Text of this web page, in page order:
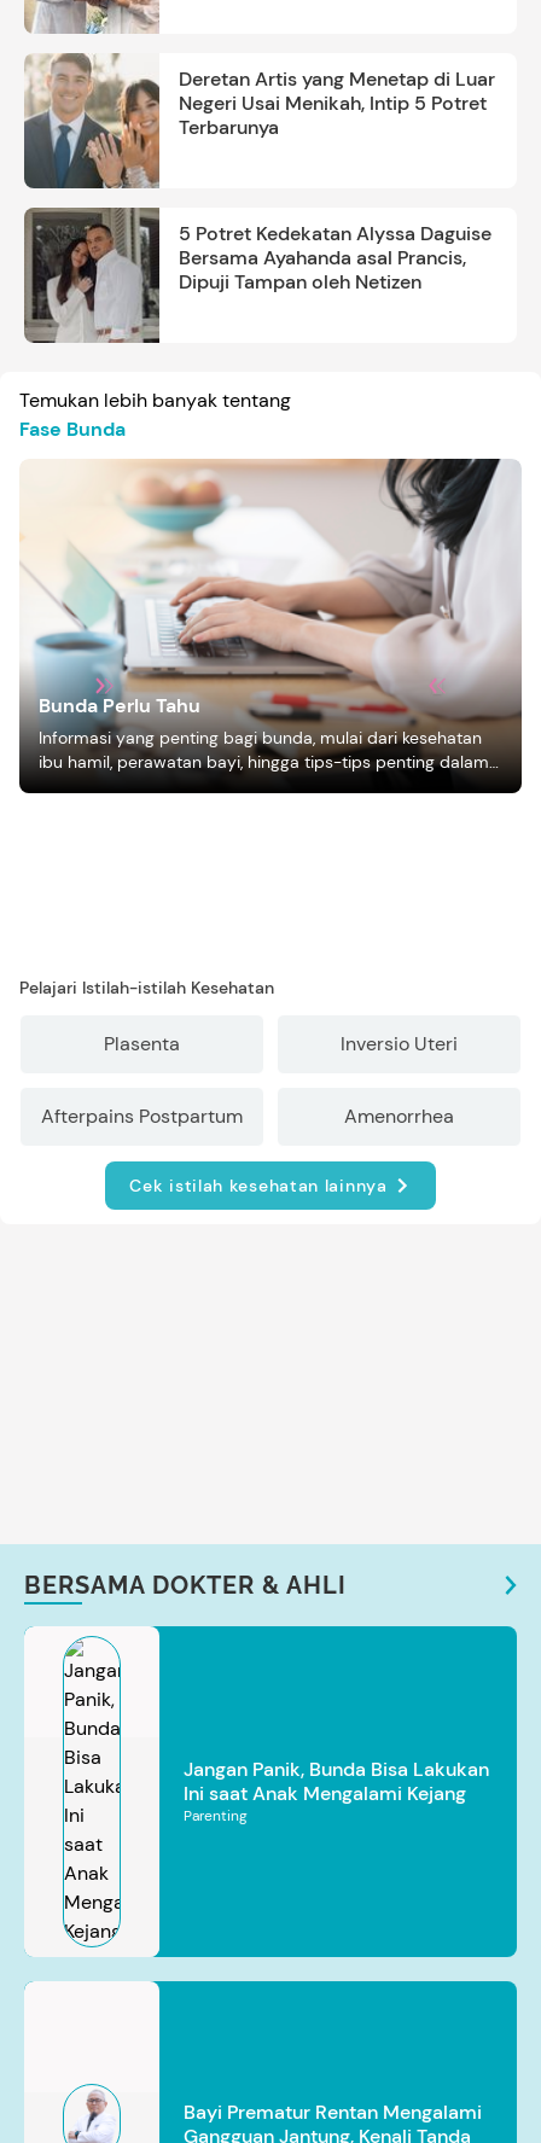
Deretan Artis yang Menetap di Luar
Negeri Usai Menikah, Intip 5 Potret
Terbarunya
5 Potret Kedekatan Alyssa Daguise
Bersama Ayahanda asal Prancis,
Dipuji Tampan oleh Netizen
Temukan lebih banyak tentang
Fase Bunda
Bunda Perlu Tahu
Informasi yang penting bagi bunda, mulai dari kesehatan
ibu hamil, perawatan bayi, hingga tips-tips penting dalam
mengasuh anak
Pelajari Istilah-istilah Kesehatan
Plasenta Inversio Uteri
Afterpains Postpartum Amenorrhea
Cek istilah kesehatan lainnya
BERSAMA DOKTER & AHLI
Jangan Panik, Bunda Bisa Lakukan
Ini saat Anak Mengalami Kejang
Parenting
Bayi Prematur Rentan Mengalami
Gangguan Jantung, Kenali Tanda